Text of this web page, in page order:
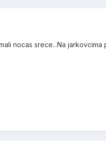
nocas srece...Na